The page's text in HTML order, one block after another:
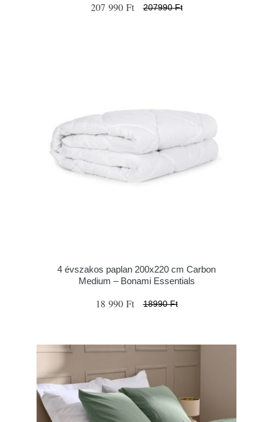
207 990 Ft 207990 Ft
4 évszakos paplan 200x220 cm Carbon
Medium – Bonami Essentials
18 990 Ft 18990 Ft